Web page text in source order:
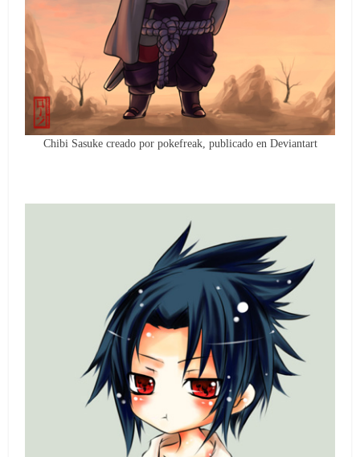
Chibi Sasuke creado por pokefreak, publicado en Deviantart